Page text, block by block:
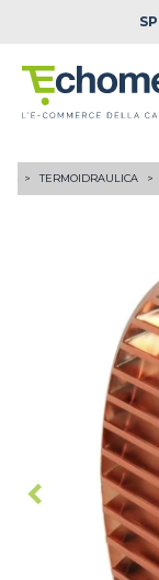
TERMOIDRAULICA